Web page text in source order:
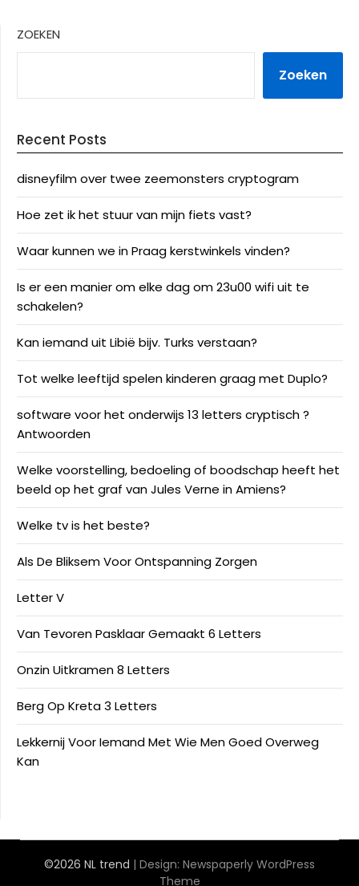
ZOEKEN
Zoeken
Recent Posts
disneyfilm over twee zeemonsters cryptogram
Hoe zet ik het stuur van mijn fiets vast?
Waar kunnen we in Praag kerstwinkels vinden?
Is er een manier om elke dag om 23u00 wifi uit te
schakelen?
Kan iemand uit Libië bijv. Turks verstaan?
Tot welke leeftijd spelen kinderen graag met Duplo?
software voor het onderwijs 13 letters cryptisch ?
Antwoorden
Welke voorstelling, bedoeling of boodschap heeft het
beeld op het graf van Jules Verne in Amiens?
Welke tv is het beste?
Als De Bliksem Voor Ontspanning Zorgen
Letter V
Van Tevoren Pasklaar Gemaakt 6 Letters
Onzin Uitkramen 8 Letters
Berg Op Kreta 3 Letters
Lekkernij Voor Iemand Met Wie Men Goed Overweg
Kan
©2026 NL trend | Design: Newspaperly WordPress
Theme